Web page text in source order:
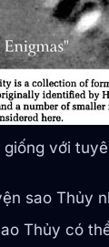
với
sao Thủy
Thủy có